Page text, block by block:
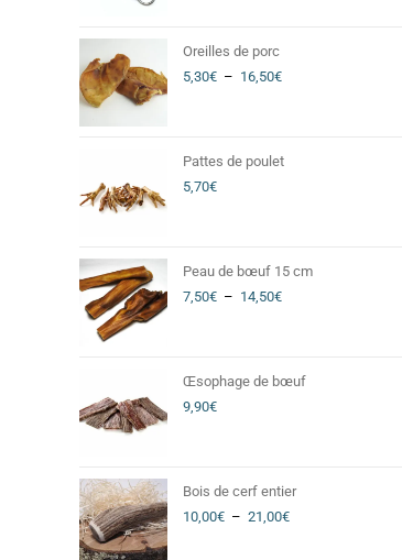
Oreilles de porc
5,30€ – 16,50€
Pattes de poulet
5,70€
Peau de bœuf 15 cm
7,50€ – 14,50€
Œsophage de bœuf
9,90€
Bois de cerf entier
10,00€ – 21,00€